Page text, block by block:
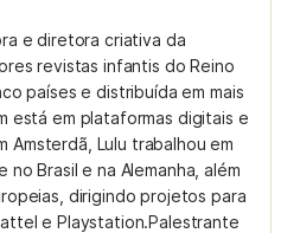
e diretora criativa da
revistas infantis do Reino
países e distribuída em mais
está em plataformas digitais e
Amsterdã, Lulu trabalhou em
Brasil e na Alemanha, além
dirigindo projetos para
e Playstation.Palestrante